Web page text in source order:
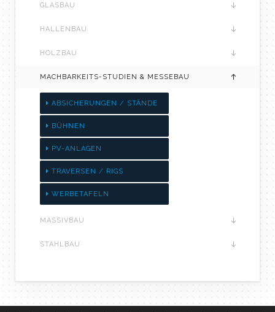
GLASBAU
HALLENBAU
HOLZBAU
MACHBARKEITS-STUDIEN & MESSEBAU
ABSICHERUNGEN / STÄNDE
BÜHNEN
PV-ANLAGEN
TRAVERSEN / RIGS
WERBETAFELN
MASSIVBAU
STAHLBAU